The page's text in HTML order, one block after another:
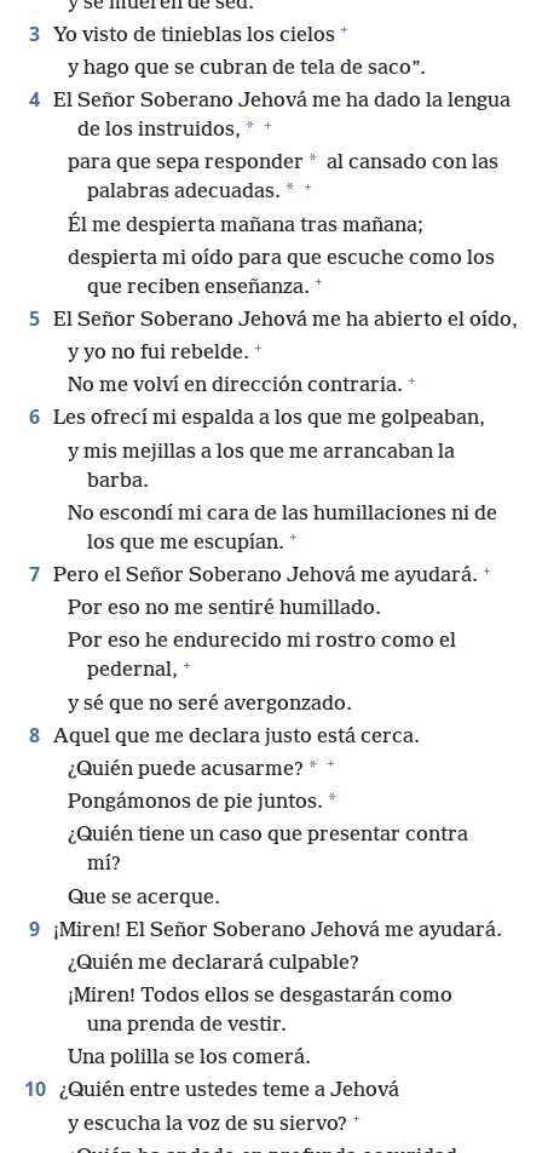
3 Yo visto de tinieblas los cielos +
y hago que se cubran de tela de saco”.
4 El Señor Soberano Jehová me ha dado la lengua
de los instruidos, * +
para que sepa responder * al cansado con las
palabras adecuadas. * +
Él me despierta mañana tras mañana;
despierta mi oído para que escuche como los
que reciben enseñanza. +
5 El Señor Soberano Jehová me ha abierto el oído,
y yo no fui rebelde. +
No me volví en dirección contraria. +
6 Les ofrecí mi espalda a los que me golpeaban,
y mis mejillas a los que me arrancaban la
barba.
No escondí mi cara de las humillaciones ni de
los que me escupían. +
7 Pero el Señor Soberano Jehová me ayudará. +
Por eso no me sentiré humillado.
Por eso he endurecido mi rostro como el
pedernal, +
y sé que no seré avergonzado.
8 Aquel que me declara justo está cerca.
¿Quién puede acusarme? * +
Pongámonos de pie juntos. *
¿Quién tiene un caso que presentar contra
mí?
Que se acerque.
9
¡Miren! El Señor Soberano Jehová me ayudará.
¿Quién me declarará culpable?
¡Miren! Todos ellos se desgastarán como
una prenda de vestir.
Una polilla se los comerá.
10 ¿Quién entre ustedes teme a Jehová
y escucha la voz de su siervo? +